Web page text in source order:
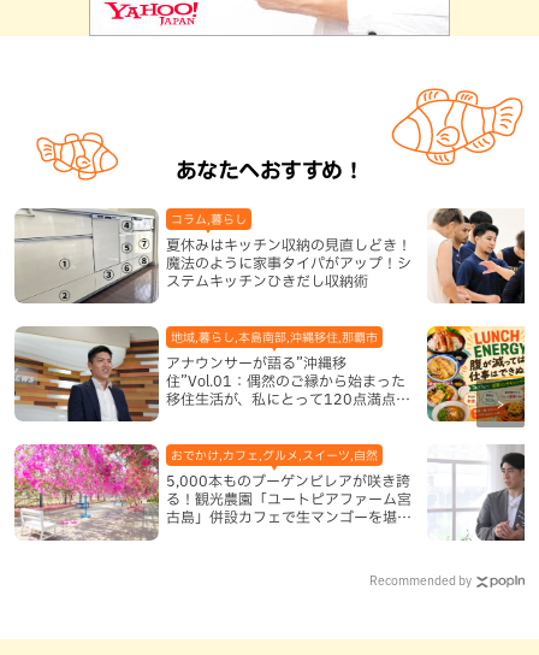
あなたへおすすめ！
夏休みはキッチン収納の見直しどき！
魔法のように家事タイパがアップ！シ
ステムキッチンひきだし収納術
コラム,暮らし
アナウンサーが語る”沖縄移
住”Vol.01：偶然のご縁から始まった
移住生活が、私にとって120点満点に
地域,暮らし,本島南部,沖縄移住,那覇市
5,000本ものブーゲンビレアが咲き誇
る！観光農園「ユートピアファーム宮
古島」併設カフェで生マンゴーを堪能
おでかけ,カフェ,グルメ,スイーツ,自然
Recommended by